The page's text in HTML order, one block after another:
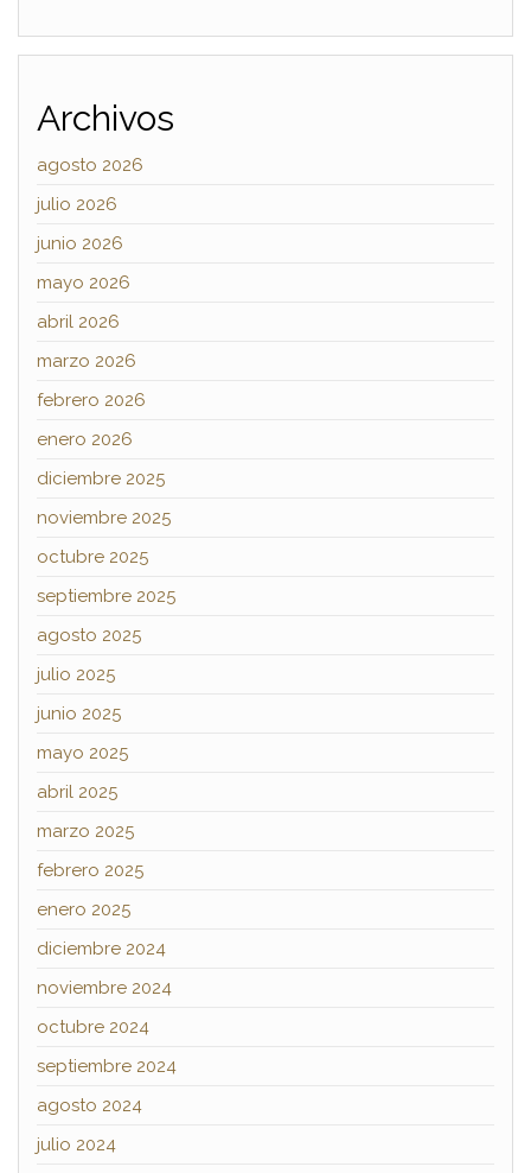
Archivos
agosto 2026
julio 2026
junio 2026
mayo 2026
abril 2026
marzo 2026
febrero 2026
enero 2026
diciembre 2025
noviembre 2025
octubre 2025
septiembre 2025
agosto 2025
julio 2025
junio 2025
mayo 2025
abril 2025
marzo 2025
febrero 2025
enero 2025
diciembre 2024
noviembre 2024
octubre 2024
septiembre 2024
agosto 2024
julio 2024